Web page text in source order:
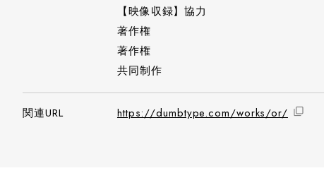
【映像収録】協力
著作権
著作権
共同制作
関連URL https://dumbtype.com/works/or/